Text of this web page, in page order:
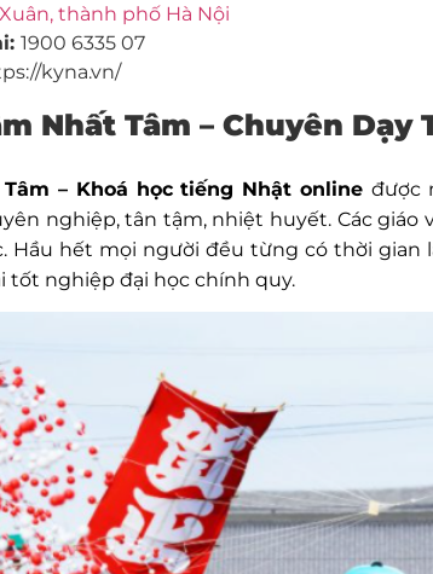
thành phố Hà Nội
1900 6335 07
kyna.vn/
Nhất Tâm – Chuyên Dạy
– Khoá học tiếng Nhật onlineđược
nghiệp, tân tậm, nhiệt huyết. Các
Hầu hết mọi người đều từng có thời gian
tốt nghiệp đại học chính quy.